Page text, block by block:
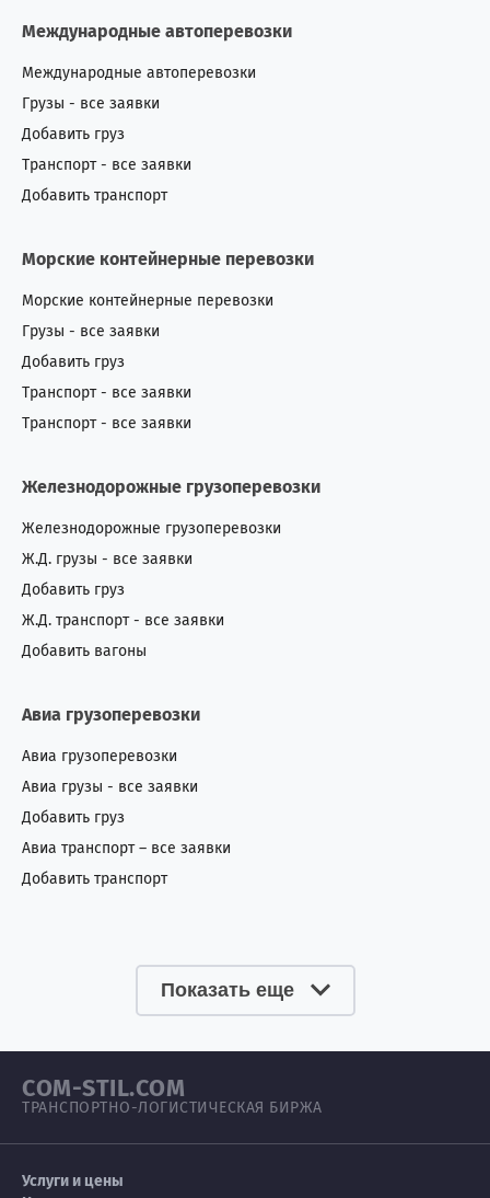
Международные автоперевозки
Международные автоперевозки
Грузы - все заявки
Добавить груз
Транспорт - все заявки
Добавить транспорт
Морские контейнерные перевозки
Морские контейнерные перевозки
Грузы - все заявки
Добавить груз
Транспорт - все заявки
Транспорт - все заявки
Железнодорожные грузоперевозки
Железнодорожные грузоперевозки
Ж.Д. грузы - все заявки
Добавить груз
Ж.Д. транспорт - все заявки
Добавить вагоны
Авиа грузоперевозки
Авиа грузоперевозки
Авиа грузы - все заявки
Добавить груз
Авиа транспорт – все заявки
Добавить транспорт
Показать еще
COM-STIL.COM
ТРАНСПОРТНО-ЛОГИСТИЧЕСКАЯ БИРЖА
Услуги и цены